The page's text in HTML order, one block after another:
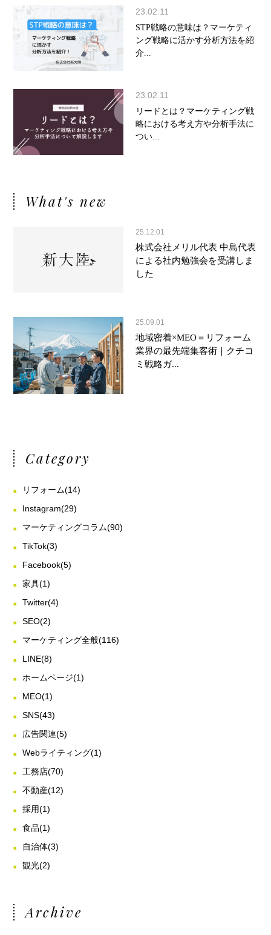
23.02.11
STP戦略の意味は？マーケティ
ング戦略に活かす分析方法を紹
介...
23.02.11
リードとは？マーケティング戦
略における考え方や分析手法に
つい...
What's new
25.12.01
株式会社メリル代表 中島代表
による社内勉強会を受講しま
した
25.09.01
地域密着×MEO＝リフォーム
業界の最先端集客術｜クチコ
ミ戦略ガ...
Category
リフォーム(14)
Instagram(29)
マーケティングコラム(90)
TikTok(3)
Facebook(5)
家具(1)
Twitter(4)
SEO(2)
マーケティング全般(116)
LINE(8)
ホームページ(1)
MEO(1)
SNS(43)
広告関連(5)
Webライティング(1)
工務店(70)
不動産(12)
採用(1)
食品(1)
自治体(3)
観光(2)
Archive